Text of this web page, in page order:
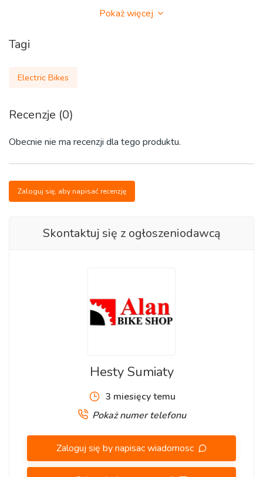
Waktu Pengiriman: 7 Hari Ekspres
Pelabuhan: Bandara Internasional Syamsuddin Noor
Western Union, Moneygram & WorldRemit
Produk: Baru, Original, dan bergaransi internasional.
Hubungi Bagian Pembelian: order@alanbikeshop.com
Pokaż więcej
Tagi
Electric Bikes
Recenzje (0)
Obecnie nie ma recenzji dla tego produktu.
Zaloguj się, aby napisać recenzję
Skontaktuj się z ogłoszeniodawcą
Hesty Sumiaty
3 miesięcy temu
Pokaż numer telefonu
Zaloguj się by napisac wiadomosc